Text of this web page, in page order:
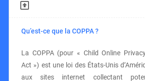
Qu’est-ce que la COPPA ?
La COPPA (pour « Child Online
Act ») est une loi des États-Unis
aux sites internet collectant